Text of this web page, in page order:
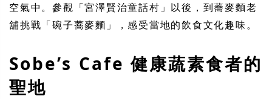
空氣中。參觀「宮澤賢治童話村」以後，到蕎麥麵老
舖挑戰「碗子蕎麥麵」，感受當地的飲食文化趣味。
Sobe’s Cafe 健康蔬素食者的
聖地